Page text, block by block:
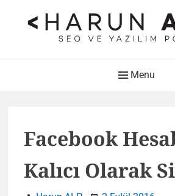
HARUN ALP
SEO ve
Menu
Facebook
Kalıcı Olarak